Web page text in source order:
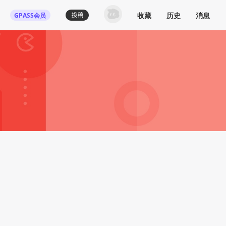
GPASS会员 收藏 历史 消息